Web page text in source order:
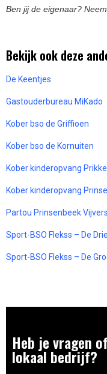
Ben jij de eigenaar?
Bekijk ook deze
De Keentjes
Gastouderbureau MiKado
Kober bso de Griffioen
Kober bso de Kornuiten
Kober kinderopvang
Kober kinderopvang
Partou Prinsenbeek
Sport-BSO Flekss – De
Sport-BSO Flekss – De
Heb je vragen
lokaal bedrijf?